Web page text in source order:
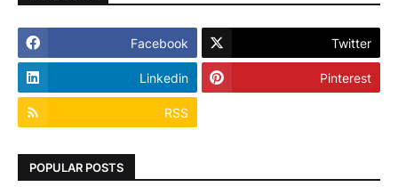
Facebook Twitter
Linkedin Pinterest
RSS
POPULAR POSTS